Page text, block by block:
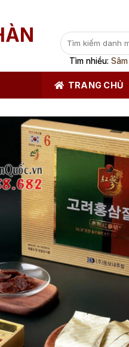
Tìm
kiếm:
Tìm nhiều:
TRANG CHỦ